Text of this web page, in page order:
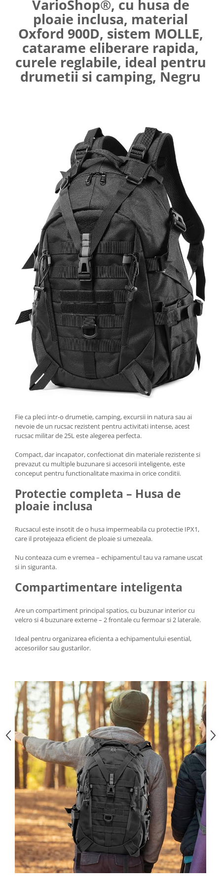
Curatenie, Organizare si
Depozitare
Decoratiuni si petreceri
Accesorii decorative
Ceasuri decorative
Crăciun 2025
VarioShop®, cu husa de
ploaie inclusa, material
Oxford 900D, sistem MOLLE,
catarame eliberare rapida,
curele reglabile, ideal pentru
drumetii si camping, Negru
Fie ca pleci intr-o drumetie, camping, excursii in natura sau ai
nevoie de un rucsac rezistent pentru activitati intense, acest
rucsac militar de 25L este alegerea perfecta.
Compact, dar incapator, confectionat din materiale rezistente si
prevazut cu multiple buzunare si accesorii inteligente, este
conceput pentru functionalitate maxima in orice conditii.
Protectie completa – Husa de
ploaie inclusa
Rucsacul este insotit de o husa impermeabila cu protectie IPX1,
care il protejeaza eficient de ploaie si umezeala.
Nu conteaza cum e vremea – echipamentul tau va ramane uscat
si in siguranta.
Compartimentare inteligenta
Are un compartiment principal spatios, cu buzunar interior cu
velcro si 4 buzunare externe – 2 frontale cu fermoar si 2 laterale.
Ideal pentru organizarea eficienta a echipamentului esential,
accesoriilor sau gustarilor.